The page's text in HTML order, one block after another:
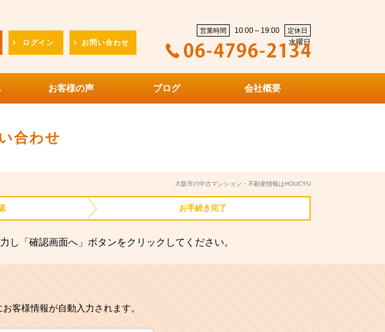
ログイン お問い合わせ
営業時間 10:00～19:00 定休日
水曜日
お客様の声 ブログ 会社概要
合わせ
大阪市の中古マンション・不動産情報はHOUCYU
お手続き完了
し「確認画面へ」ボタンをクリックしてください。
客様情報が自動入力されます。